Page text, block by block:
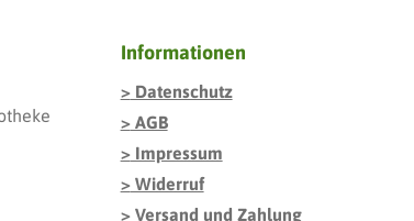
Informationen
Datenschutz
AGB
Impressum
Widerruf
Versand und Zahlung